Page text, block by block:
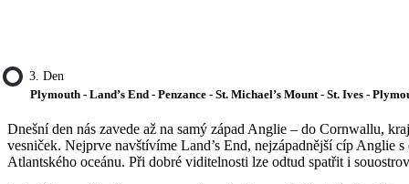
3. Den
Plymouth - Land’s End - Penzance - St. Michael’s Mount - St. Ives -
Dnešní den nás zavede až na samý západ Anglie – do Cornwallu,
vesniček. Nejprve navštívíme Land’s End, nejzápadnější cíp Anglie
Atlantského oceánu. Při dobré viditelnosti lze odtud spatřit i